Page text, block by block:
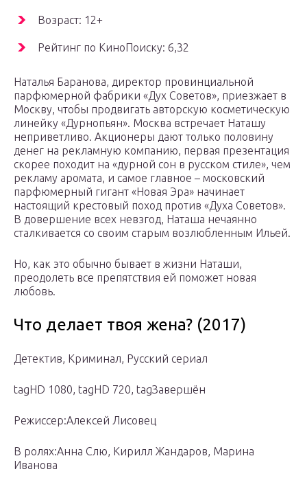
Возраст: 12+
Рейтинг по КиноПоиску: 6,32
Наталья Баранова, директор провинциальной
парфюмерной фабрики «Дух Советов», приезжает в
Москву, чтобы продвигать авторскую косметическую
линейку «Дурнопьян». Москва встречает Наташу
неприветливо. Акционеры дают только половину
денег на рекламную компанию, первая презентация
скорее походит на «дурной сон в русском стиле», чем
рекламу аромата, и самое главное – московский
парфюмерный гигант «Новая Эра» начинает
настоящий крестовый поход против «Духа Советов».
В довершение всех невзгод, Наташа нечаянно
сталкивается со своим старым возлюбленным Ильей.
Но, как это обычно бывает в жизни Наташи,
преодолеть все препятствия ей поможет новая
любовь.
Что делает твоя жена? (2017)
Детектив, Криминал, Русский сериал
tagHD 1080, tagHD 720, tagЗавершён
Режиссер:Алексей Лисовец
В ролях:Анна Слю, Кирилл Жандаров, Марина
Иванова